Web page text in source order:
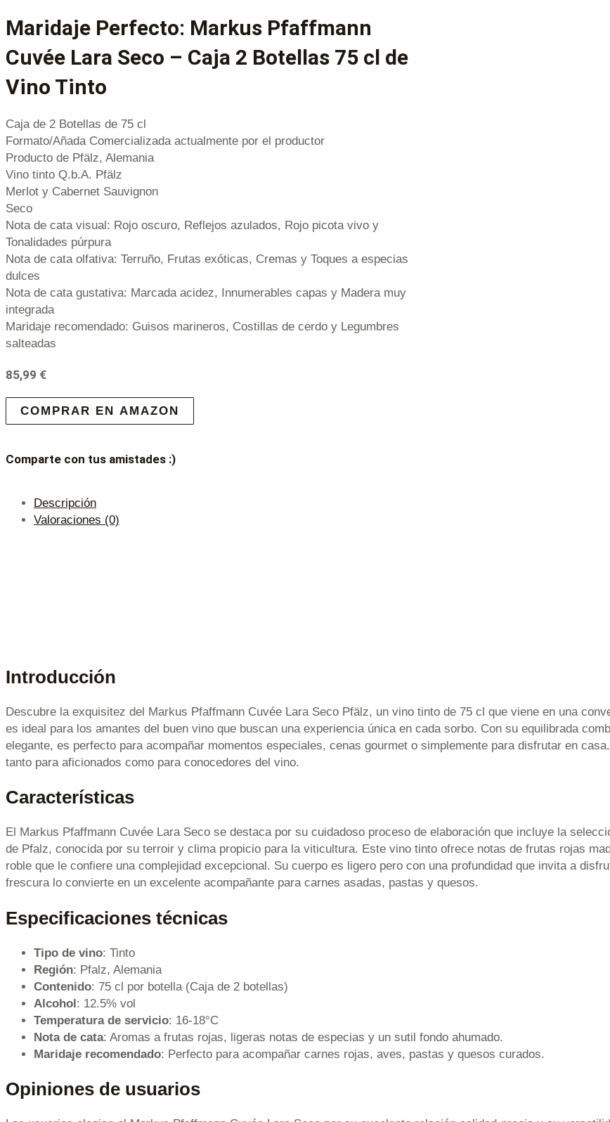
Maridaje Perfecto: Markus Pfaffmann
Cuvée Lara Seco – Caja 2 Botellas 75 cl de
Vino Tinto
Caja de 2 Botellas de 75 cl
Formato/Añada Comercializada actualmente por el productor
Producto de Pfälz, Alemania
Vino tinto Q.b.A. Pfälz
Merlot y Cabernet Sauvignon
Seco
Nota de cata visual: Rojo oscuro, Reflejos azulados, Rojo picota vivo y
Tonalidades púrpura
Nota de cata olfativa: Terruño, Frutas exóticas, Cremas y Toques a especias
dulces
Nota de cata gustativa: Marcada acidez, Innumerables capas y Madera muy
integrada
Maridaje recomendado: Guisos marineros, Costillas de cerdo y Legumbres
salteadas
85,99 €
COMPRAR EN AMAZON
Comparte con tus amistades :)
Descripción
Valoraciones (0)
Introducción
Descubre la exquisitez del Markus Pfaffmann Cuvée Lara Seco Pfälz, un vino tinto de 75 cl que viene en una
es ideal para los amantes del buen vino que buscan una experiencia única en cada sorbo. Con su equilibrada
elegante, es perfecto para acompañar momentos especiales, cenas gourmet o simplemente para disfrutar en
tanto para aficionados como para conocedores del vino.
Características
El Markus Pfaffmann Cuvée Lara Seco se destaca por su cuidadoso proceso de elaboración que incluye la
de Pfalz, conocida por su terroir y clima propicio para la viticultura. Este vino tinto ofrece notas de frutas rojas
roble que le confiere una complejidad excepcional. Su cuerpo es ligero pero con una profundidad que invita a
frescura lo convierte en un excelente acompañante para carnes asadas, pastas y quesos.
Especificaciones técnicas
Tipo de vino: Tinto
Región: Pfalz, Alemania
Contenido: 75 cl por botella (Caja de 2 botellas)
Alcohol: 12.5% vol
Temperatura de servicio: 16-18°C
Nota de cata: Aromas a frutas rojas, ligeras notas de especias y un sutil fondo ahumado.
Maridaje recomendado: Perfecto para acompañar carnes rojas, aves, pastas y quesos curados.
Opiniones de usuarios